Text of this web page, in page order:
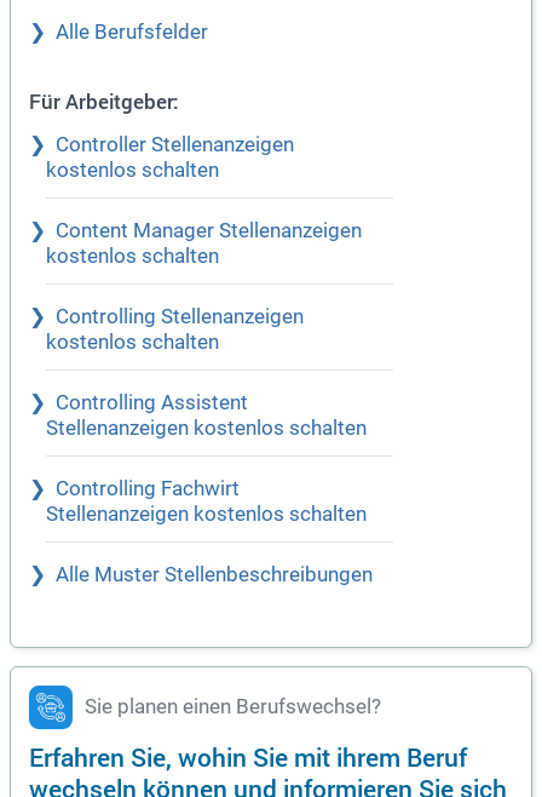
Alle Berufsfelder
Für Arbeitgeber:
Controller Stellenanzeigen
kostenlos schalten
Content Manager Stellenanzeigen
kostenlos schalten
Controlling Stellenanzeigen
kostenlos schalten
Controlling Assistent
Stellenanzeigen kostenlos schalten
Controlling Fachwirt
Stellenanzeigen kostenlos schalten
Alle Muster Stellenbeschreibungen
Sie planen einen Berufswechsel?
Erfahren Sie, wohin Sie mit ihrem Beruf
wechseln können und informieren Sie sich